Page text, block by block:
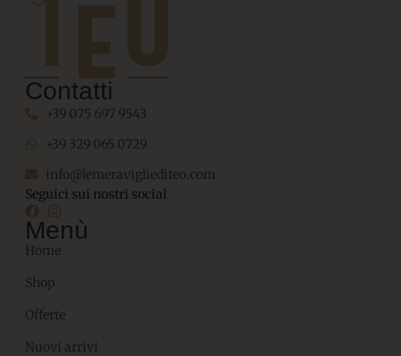
Contatti
+39 075 697 9543
+39 329 065 0729
info@lemeravigliediteo.com
Seguici sui nostri social
Menù
Home
Shop
Offerte
Nuovi arrivi